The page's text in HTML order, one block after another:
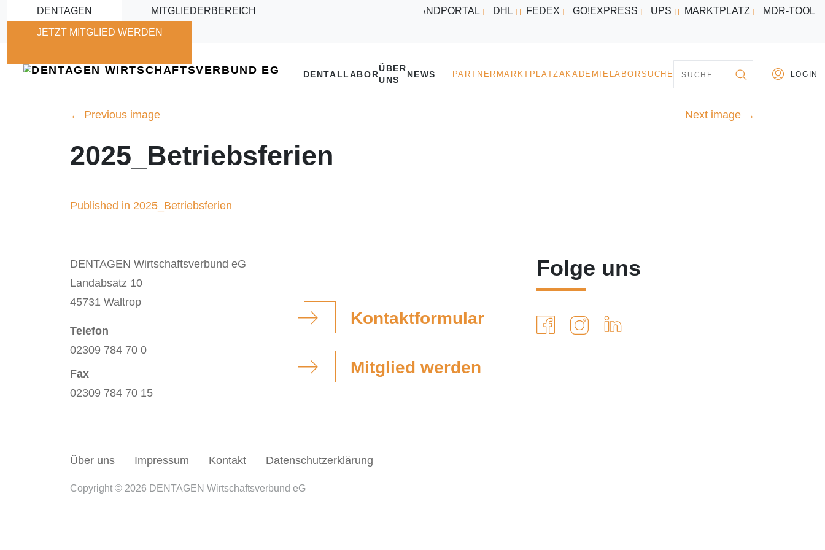
Skip to main content
DENTAGEN MITGLIEDERBEREICH
JETZT MITGLIED WERDEN
VERSANDPORTAL DHL FEDEX GO!EXPRESS UPS MARKTPLATZ MDR-TOOL
← Previous image Next image →
2025_Betriebsferien
Beitragsnavigation
Published in 2025_Betriebsferien
DENTAGEN Wirtschaftsverbund eG
Landabsatz 10
45731 Waltrop
Telefon
02309 784 70 0
Fax
02309 784 70 15
Kontaktformular
Mitglied werden
Folge uns
Über uns Impressum Kontakt Datenschutzerklärung
Copyright © 2026 DENTAGEN Wirtschaftsverbund eG